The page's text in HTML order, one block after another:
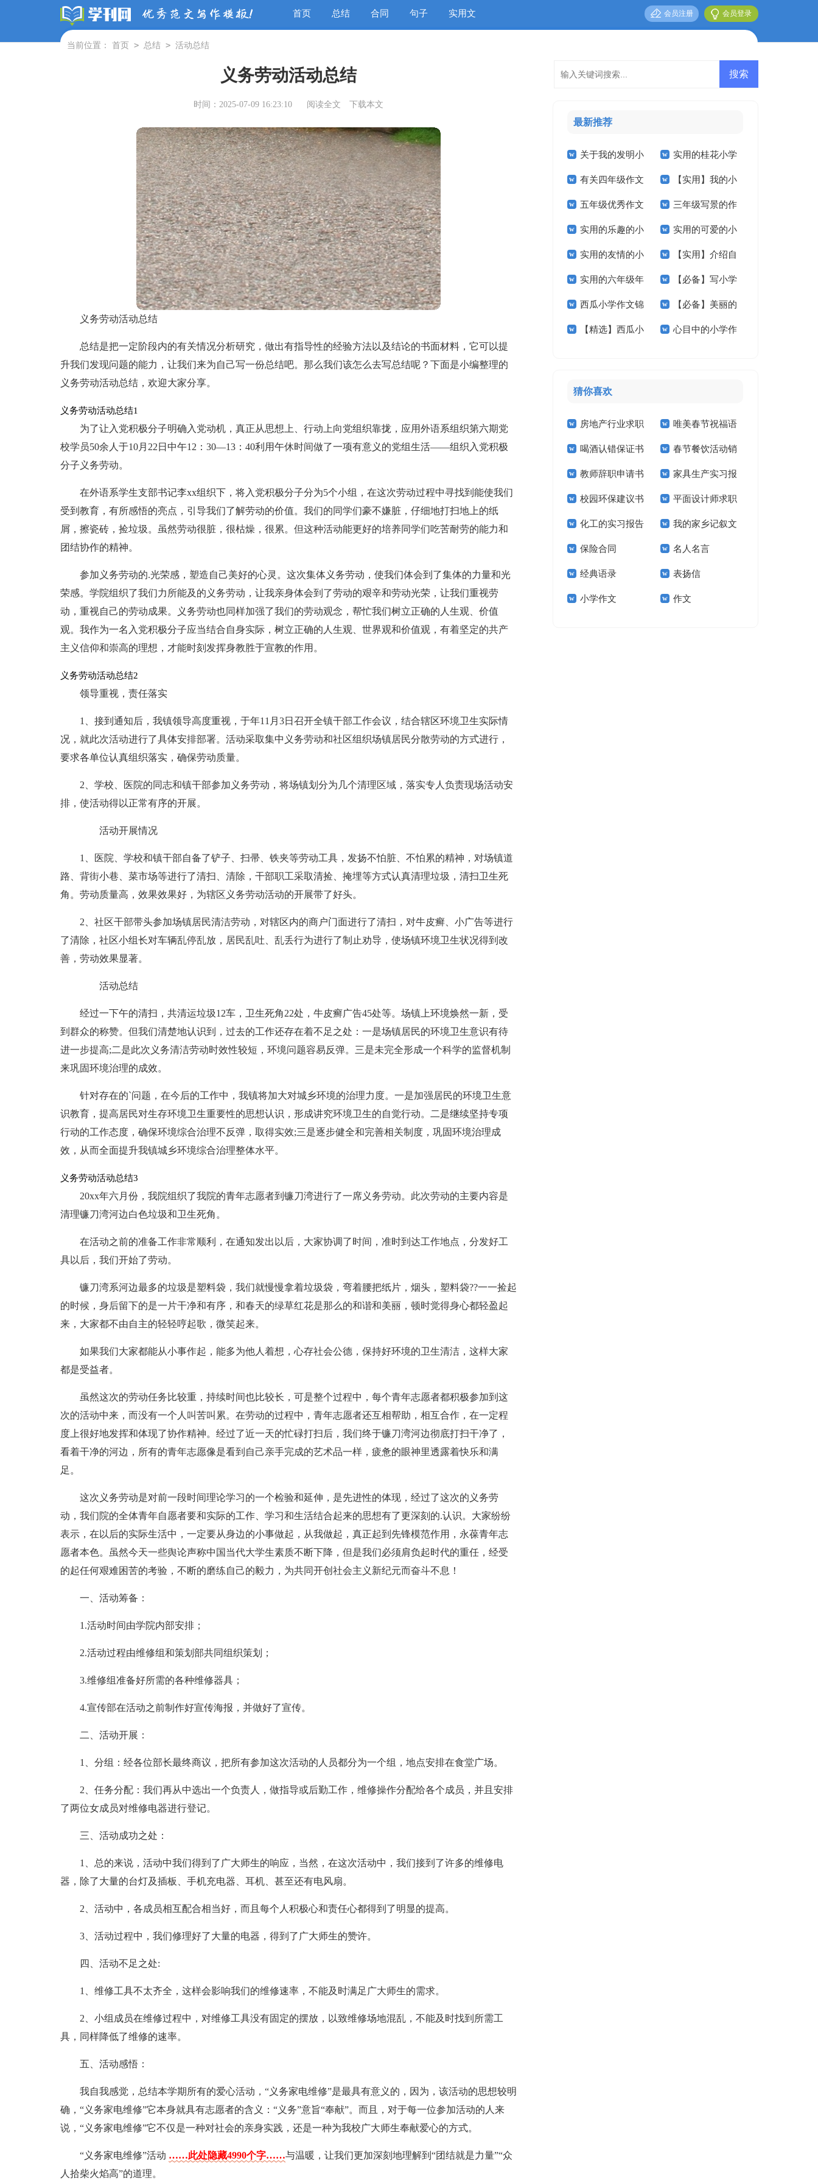
首页 总结 合同 句子 实用文 会员登录
会员注册
当前位置： 首页 > 总结 > 活动总结
义务劳动活动总结
时间：2025-07-09 16:23:10 阅读全文 下载本文
义务劳动活动总结
总结是把一定阶段内的有关情况分析研究，做出有指导性的经验方法以及结论的书面材料，它可以提
升我们发现问题的能力，让我们来为自己写一份总结吧。那么我们该怎么去写总结呢？下面是小编整理的
义务劳动活动总结，欢迎大家分享。
义务劳动活动总结1
为了让入党积极分子明确入党动机，真正从思想上、行动上向党组织靠拢，应用外语系组织第六期党
校学员50余人于10月22日中午12：30—13：40利用午休时间做了一项有意义的党组生活——组织入党积极
分子义务劳动。
在外语系学生支部书记李xx组织下，将入党积极分子分为5个小组，在这次劳动过程中寻找到能使我们
受到教育，有所感悟的亮点，引导我们了解劳动的价值。我们的同学们豪不嫌脏，仔细地打扫地上的纸
屑，擦瓷砖，捡垃圾。虽然劳动很脏，很枯燥，很累。但这种活动能更好的培养同学们吃苦耐劳的能力和
团结协作的精神。
参加义务劳动的.光荣感，塑造自己美好的心灵。这次集体义务劳动，使我们体会到了集体的力量和光
荣感。学院组织了我们力所能及的义务劳动，让我亲身体会到了劳动的艰辛和劳动光荣，让我们重视劳
动，重视自己的劳动成果。义务劳动也同样加强了我们的劳动观念，帮忙我们树立正确的人生观、价值
观。我作为一名入党积极分子应当结合自身实际，树立正确的人生观、世界观和价值观，有着坚定的共产
主义信仰和崇高的理想，才能时刻发挥身教胜于宣教的作用。
义务劳动活动总结2
领导重视，责任落实
1、接到通知后，我镇领导高度重视，于年11月3日召开全镇干部工作会议，结合辖区环境卫生实际情
况，就此次活动进行了具体安排部署。活动采取集中义务劳动和社区组织场镇居民分散劳动的方式进行，
要求各单位认真组织落实，确保劳动质量。
2、学校、医院的同志和镇干部参加义务劳动，将场镇划分为几个清理区域，落实专人负责现场活动安
排，使活动得以正常有序的开展。
活动开展情况
1、医院、学校和镇干部自备了铲子、扫帚、铁夹等劳动工具，发扬不怕脏、不怕累的精神，对场镇道
路、背街小巷、菜市场等进行了清扫、清除，干部职工采取清捡、掩埋等方式认真清理垃圾，清扫卫生死
角。劳动质量高，效果效果好，为辖区义务劳动活动的开展带了好头。
2、社区干部带头参加场镇居民清洁劳动，对辖区内的商户门面进行了清扫，对牛皮癣、小广告等进行
了清除，社区小组长对车辆乱停乱放，居民乱吐、乱丢行为进行了制止劝导，使场镇环境卫生状况得到改
善，劳动效果显著。
活动总结
经过一下午的清扫，共清运垃圾12车，卫生死角22处，牛皮癣广告45处等。场镇上环境焕然一新，受
到群众的称赞。但我们清楚地认识到，过去的工作还存在着不足之处：一是场镇居民的环境卫生意识有待
进一步提高;二是此次义务清洁劳动时效性较短，环境问题容易反弹。三是未完全形成一个科学的监督机制
来巩固环境治理的成效。
针对存在的`问题，在今后的工作中，我镇将加大对城乡环境的治理力度。一是加强居民的环境卫生意
识教育，提高居民对生存环境卫生重要性的思想认识，形成讲究环境卫生的自觉行动。二是继续坚持专项
行动的工作态度，确保环境综合治理不反弹，取得实效;三是逐步健全和完善相关制度，巩固环境治理成
效，从而全面提升我镇城乡环境综合治理整体水平。
义务劳动活动总结3
20xx年六月份，我院组织了我院的青年志愿者到镰刀湾进行了一席义务劳动。此次劳动的主要内容是
清理镰刀湾河边白色垃圾和卫生死角。
在活动之前的准备工作非常顺利，在通知发出以后，大家协调了时间，准时到达工作地点，分发好工
具以后，我们开始了劳动。
镰刀湾系河边最多的垃圾是塑料袋，我们就慢慢拿着垃圾袋，弯着腰把纸片，烟头，塑料袋??一一捡起
的时候，身后留下的是一片干净和有序，和春天的绿草红花是那么的和谐和美丽，顿时觉得身心都轻盈起
来，大家都不由自主的轻轻哼起歌，微笑起来。
如果我们大家都能从小事作起，能多为他人着想，心存社会公德，保持好环境的卫生清洁，这样大家
都是受益者。
虽然这次的劳动任务比较重，持续时间也比较长，可是整个过程中，每个青年志愿者都积极参加到这
次的活动中来，而没有一个人叫苦叫累。在劳动的过程中，青年志愿者还互相帮助，相互合作，在一定程
度上很好地发挥和体现了协作精神。经过了近一天的忙碌打扫后，我们终于镰刀湾河边彻底打扫干净了，
看着干净的河边，所有的青年志愿像是看到自己亲手完成的艺术品一样，疲惫的眼神里透露着快乐和满
足。
这次义务劳动是对前一段时间理论学习的一个检验和延伸，是先进性的体现，经过了这次的义务劳
动，我们院的全体青年自愿者要和实际的工作、学习和生活结合起来的思想有了更深刻的.认识。大家纷纷
表示，在以后的实际生活中，一定要从身边的小事做起，从我做起，真正起到先锋模范作用，永葆青年志
愿者本色。虽然今天一些舆论声称中国当代大学生素质不断下降，但是我们必须肩负起时代的重任，经受
的起任何艰难困苦的考验，不断的磨练自己的毅力，为共同开创社会主义新纪元而奋斗不息！
一、活动筹备：
1.活动时间由学院内部安排；
2.活动过程由维修组和策划部共同组织策划；
3.维修组准备好所需的各种维修器具；
4.宣传部在活动之前制作好宣传海报，并做好了宣传。
二、活动开展：
1、分组：经各位部长最终商议，把所有参加这次活动的人员都分为一个组，地点安排在食堂广场。
2、任务分配：我们再从中选出一个负责人，做指导或后勤工作，维修操作分配给各个成员，并且安排
了两位女成员对维修电器进行登记。
三、活动成功之处：
1、总的来说，活动中我们得到了广大师生的响应，当然，在这次活动中，我们接到了许多的维修电
器，除了大量的台灯及插板、手机充电器、耳机、甚至还有电风扇。
2、活动中，各成员相互配合相当好，而且每个人积极心和责任心都得到了明显的提高。
3、活动过程中，我们修理好了大量的电器，得到了广大师生的赞许。
四、活动不足之处:
1、维修工具不太齐全，这样会影响我们的维修速率，不能及时满足广大师生的需求。
2、小组成员在维修过程中，对维修工具没有固定的摆放，以致维修场地混乱，不能及时找到所需工
具，同样降低了维修的速率。
五、活动感悟：
我自我感觉，总结本学期所有的爱心活动，“义务家电维修”是最具有意义的，因为，该活动的思想较明
确，“义务家电维修”它本身就具有志愿者的含义：“义务”意旨“奉献”。而且，对于每一位参加活动的人来
说，“义务家电维修”它不仅是一种对社会的亲身实践，还是一种为我校广大师生奉献爱心的方式。
“义务家电维修”活动 ……此处隐藏4990个字……与温暖，让我们更加深刻地理解到“团结就是力量”“众
人拾柴火焰高”的道理。
最新推荐
关于我的发明小
学作文三篇
实用的桂花小学
作文4篇
有关四年级作文
300字5篇
【实用】我的小
学作文3篇
五年级优秀作文
汇总五篇
三年级写景的作
文
实用的乐趣的小
学作文三篇
实用的可爱的小
学作文四篇
实用的友情的小
学作文七篇
【实用】介绍自
己小学作文9篇
实用的六年级年
的作文300字汇编6
篇
【必备】写小学
的作文七篇
西瓜小学作文锦
集九篇
【必备】美丽的
小学作文六篇
【精选】西瓜小 心目中的小学作
猜你喜欢
房地产行业求职
信
唯美春节祝福语
喝酒认错保证书 春节餐饮活动销
售工作计划
教师辞职申请书 家具生产实习报
告
校园环保建议书 平面设计师求职
信14篇
化工的实习报告 我的家乡记叙文
15篇
保险合同 名人名言
经典语录 表扬信
小学作文 作文